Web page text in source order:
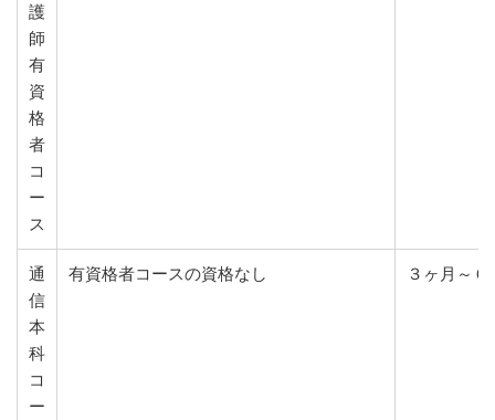
護
師
有
資
格
者
コ
ー
ス
通
信
本
科
コ
ー
有資格者コースの資格なし ３ヶ月～６